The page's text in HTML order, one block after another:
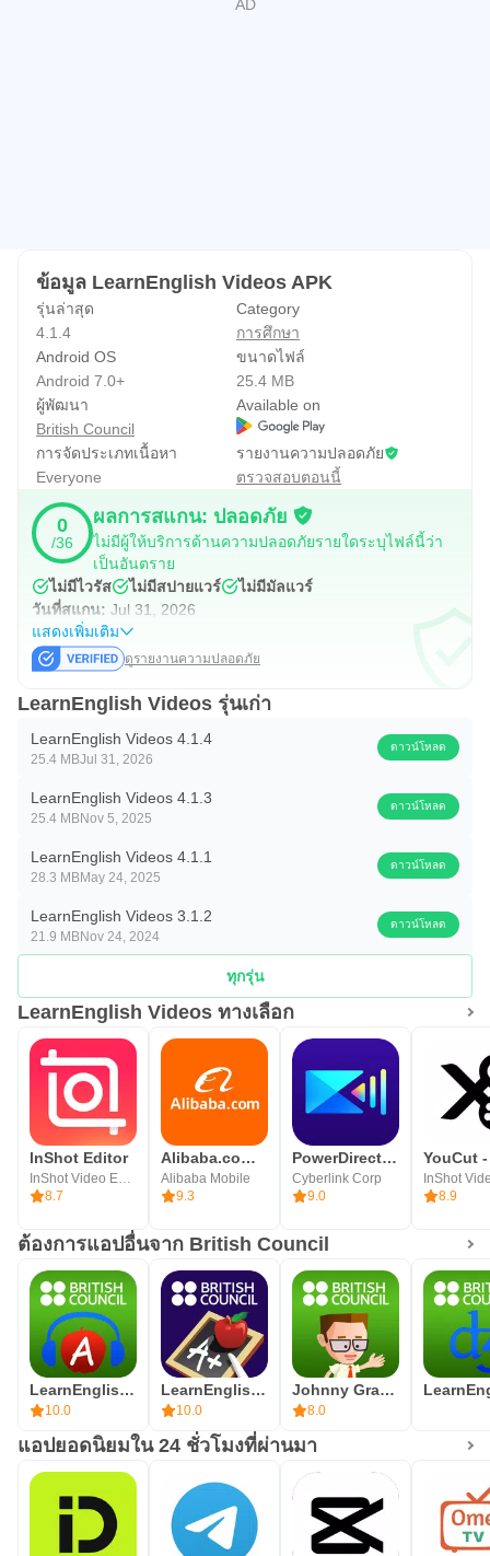
อย่ารอให้มีบางอย่างผิดพลาดก่อนแล้วค่อยติดต่อหาเรา คุณ
สามารถส่งอีเมลถึงเราได้ตลอดเวลาเพื่อแสดงความคิดเห็น
เกี่ยวกับ LearnEnglish Videos แชร์ไอเดียสำหรับวิดีโอใหม่
หรือบอกเล่าว่าแอปนี้มีประโยชน์กับคุณอย่างไร
ข้อมูลของคุณ
ความเป็นส่วนตัวของคุณสำคัญมากสำหรับเรา เราไม่เก็บ
ใช้งานแอป เช่น วิดีโอตอนใดเป็นที่นิยมมากที่สุดและ
คุณสมบัติใดที่มีผู้ใช้งานบ่อย และเราจะนำข้อมูลนี้ไปใช้เพื่อ
ปรับปรุงแอปและเนื้อหาเท่านั้น
เรียนรู้เพิ่มเติมเกี่ยวกับนโยบายความเป็นส่วนตัวของ British
Council ที่นี่: https://www.britishcouncil.org/privacy-
https://www.britishcouncil.org/terms
เรียนภาษาอังกฤษกับ British Council
สอนภาษาอังกฤษระดับโลก เราสอนภาษาอังกฤษมากว่า 80
ทักษะภาษาอังกฤษให้ดีขึ้นและสร้างความมั่นใจ
เยี่ยมชม www.britishcouncil.org/english เพื่อดูข้อมูลเพิ่มเติม
เกี่ยวกับแอปของเรา
British Council สร้างแอปการเรียนรู้ภาษาอังกฤษชั้นนำ
สำหรับผู้เรียนทุกวัย คุณสามารถดาวน์โหลดแอปของเราเพื่อ
เรียนรู้ไวยากรณ์ การออกเสียง คำศัพท์และการฟัง เยี่ยมชม
เว็บไซต์ของเราเพื่อดูแอปทั้งหมด
www.britishcouncil.org/mobilelearning
ข้อมูล LearnEnglish Videos APK
รุ่นล่าสุด
4.1.4
Category
การศึกษา
Android OS
Android 7.0+
ขนาดไฟล์
25.4 MB
ผู้พัฒนา
British Council
Available on
การจัดประเภทเนื้อหา
Everyone
รายงานความปลอดภัย
ตรวจสอบตอนนี้
0
/36
ผลการสแกน: ปลอดภัย
ไม่มีผู้ให้บริการด้านความปลอดภัยรายใดระบุไฟล์นี้ว่า
เป็นอันตราย
ไม่มีไวรัส
ไม่มีสปายแวร์
ไม่มีมัลแวร์
วันที่สแกน: Jul 31, 2026
แสดงเพิ่มเติม
ดูรายงานความปลอดภัย
LearnEnglish Videos รุ่นเก่า
LearnEnglish Videos 4.1.4
25.4 MBJul 31, 2026
ดาวน์โหลด
LearnEnglish Videos 4.1.3
25.4 MBNov 5, 2025
ดาวน์โหลด
LearnEnglish Videos 4.1.1
28.3 MBMay 24, 2025
ดาวน์โหลด
LearnEnglish Videos 3.1.2
21.9 MBNov 24, 2024
ดาวน์โหลด
ทุกรุ่น
LearnEnglish Videos ทางเลือก
lnShot Editor
8.7
Alibaba.com - มาร์เก็ตเพลส B2B
Alibaba Mobile
9.3
PowerDirector -แอพตัดต่อวีดีโอ
Cyberlink Corp
9.0
8.9
ต้องการแอปอื่นจาก British Council
LearnEnglish Podcasts
10.0
LearnEnglish Grammar
10.0
Johnny Grammar Word Challenge
8.0
แอปยอดนิยมใน 24 ชั่วโมงที่ผ่านมา